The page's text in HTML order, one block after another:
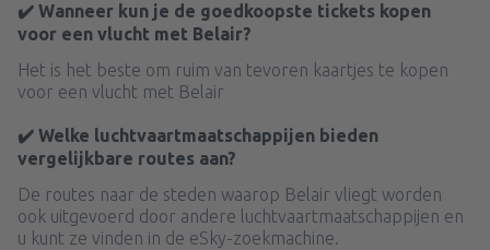
✔️ Wanneer kun je de goedkoopste tickets kopen
voor een vlucht met Belair?
Het is het beste om ruim van tevoren kaartjes te kopen
voor een vlucht met Belair
✔️ Welke luchtvaartmaatschappijen bieden
vergelijkbare routes aan?
De routes naar de steden waarop Belair vliegt worden
ook uitgevoerd door andere luchtvaartmaatschappijen en
u kunt ze vinden in de eSky-zoekmachine.